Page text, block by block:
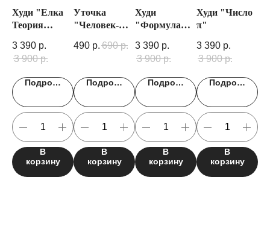
Худи "Елка
Теория
3 390 р.
3 900 р.
Подробнее
В
корзину
Уточка
"Человек-
490 р. 690 р.
Подробнее
В
корзину
Худи
"Формула
3 390 р.
3 900 р.
Подробнее
В
корзину
Худи "Число
π"
3 390 р.
3 900 р.
Подробнее
В
корзину